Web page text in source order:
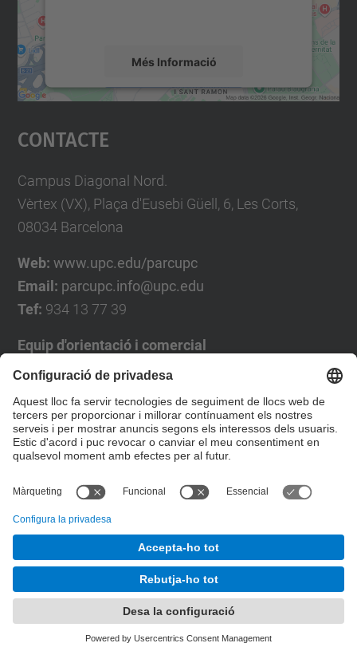
Més Informació
Accepta
powered by
Contacte
Campus Diagonal Nord.
Vèrtex (VX), Plaça d'Eusebi Güell, 6, Les Corts,
08034 Barcelona
Web: www.upc.edu/parcupc
Email: parcupc.info@upc.edu
Tef: 934 13 77 39
Equip d'orientació i comercial
José Luís Grande
Tel. 93 4137194
jose.luis.grande@upc.edu
Formulari de contacte
Desenvolupat amb